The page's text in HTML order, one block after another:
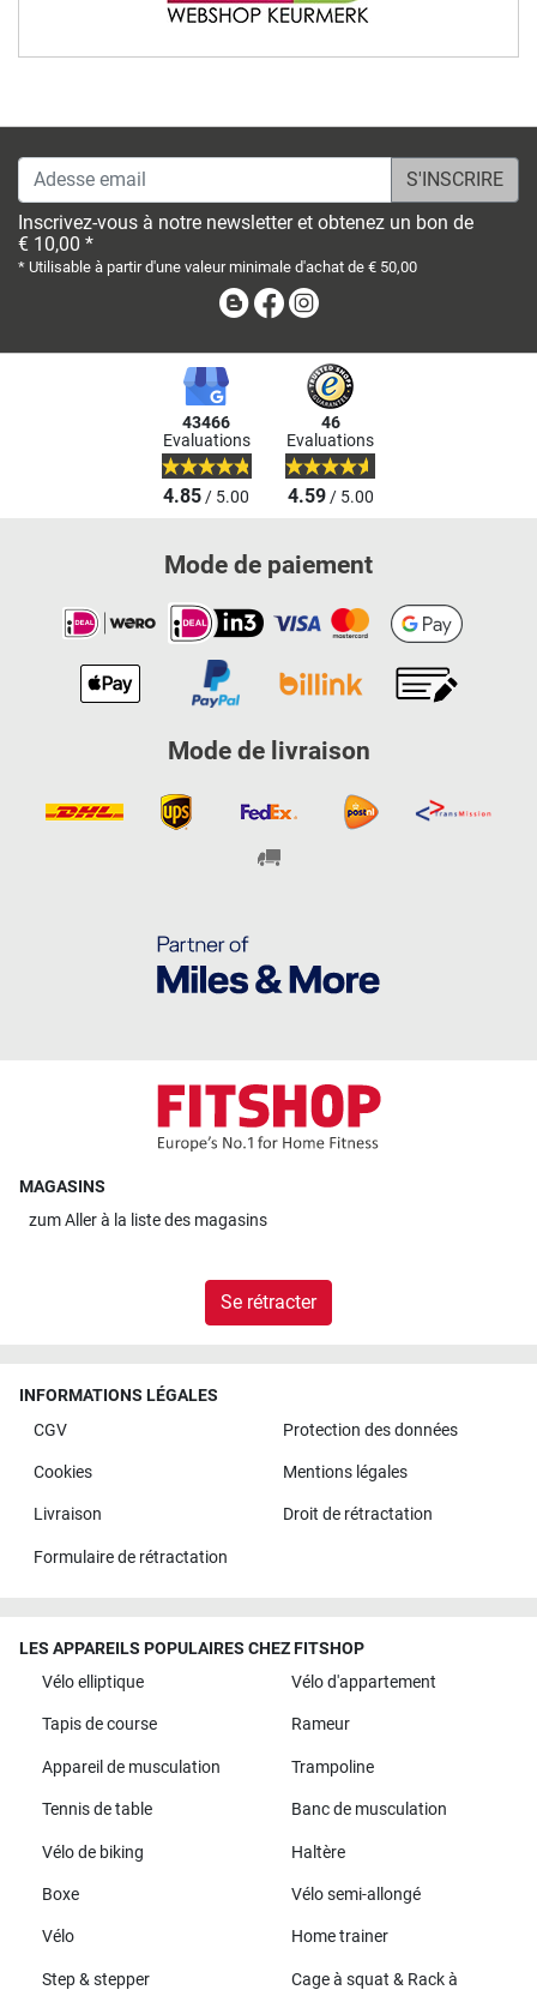
Adesse email
Inscrivez-vous à notre newsletter et obtenez un bon de
€ 10,00 *
* Utilisable à partir d'une valeur minimale d'achat de € 50,00
BlogFacebook
43466
Evaluations
4.85/ 5.00
46
Evaluations
4.59/ 5.00
Mode de paiement
Mode de livraison
MAGASINS
zumAller à la liste des magasins
Se rétracter
INFORMATIONS LÉGALES
CGV
Protection des données
Cookies Mentions légales
Livraison Droit de rétractation
Formulaire de rétractation
LES APPAREILS POPULAIRES CHEZ FITSHOP
Vélo elliptique
Vélo d'appartement
Tapis de course Rameur
Appareil de musculation Trampoline
Tennis de table Banc de musculation
Vélo de biking Haltère
Boxe Vélo semi-allongé
Vélo Home trainer
Step & stepper
Cage à squat & Rack à